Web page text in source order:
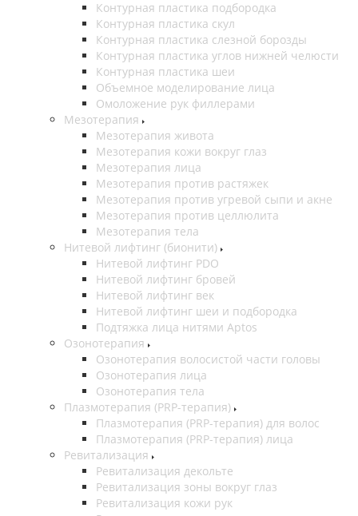
Контурная пластика подбородка
Контурная пластика скул
Контурная пластика слезной борозды
Контурная пластика углов нижней челюсти
Контурная пластика шеи
Объемное моделирование лица
Омоложение рук филлерами
Мезотерапия
Мезотерапия живота
Мезотерапия кожи вокруг глаз
Мезотерапия лица
Мезотерапия против растяжек
Мезотерапия против угревой сыпи и акне
Мезотерапия против целлюлита
Мезотерапия тела
Нитевой лифтинг (бионити)
Нитевой лифтинг PDO
Нитевой лифтинг бровей
Нитевой лифтинг век
Нитевой лифтинг шеи и подбородка
Подтяжка лица нитями Aptos
Озонотерапия
Озонотерапия волосистой части головы
Озонотерапия лица
Озонотерапия тела
Плазмотерапия (PRP-терапия)
Плазмотерапия (PRP-терапия) для волос
Плазмотерапия (PRP-терапия) лица
Ревитализация
Ревитализация декольте
Ревитализация зоны вокруг глаз
Ревитализация кожи рук